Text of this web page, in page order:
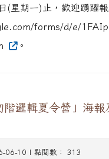
(星期一)止，歡迎踴躍
forms/d/e/
。
階邏輯夏令營」海
06-10 | 點閱數： 313